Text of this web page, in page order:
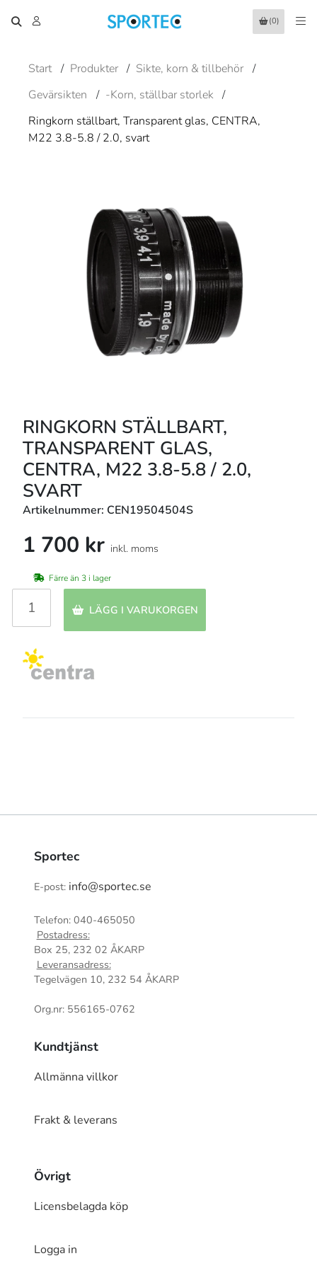
(0)
Start / Produkter / Sikte, korn & tillbehör /
Gevärsikten
/ -Korn, ställbar storlek
/
Ringkorn ställbart, Transparent glas, CENTRA,
M22 3.8-5.8 / 2.0, svart
RINGKORN STÄLLBART,
TRANSPARENT GLAS,
CENTRA, M22 3.8-5.8 / 2.0,
SVART
Artikelnummer: CEN19504504S
1 700 kr inkl. moms
Färre än 3 i lager
LÄGG I VARUKORGEN
Sportec
E-post: info@sportec.se
Telefon: 040-465050
Postadress:
Box 25, 232 02 ÅKARP
Leveransadress:
Tegelvägen 10, 232 54 ÅKARP
Org.nr: 556165-0762
Kundtjänst
Allmänna villkor
Frakt & leverans
Övrigt
Licensbelagda köp
Logga in